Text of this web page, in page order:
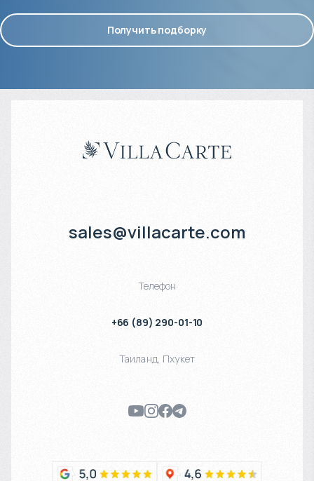
Получить подборку
sales@villacarte.com
Телефон
+66 (89) 290-01-10
Таиланд, Пхукет